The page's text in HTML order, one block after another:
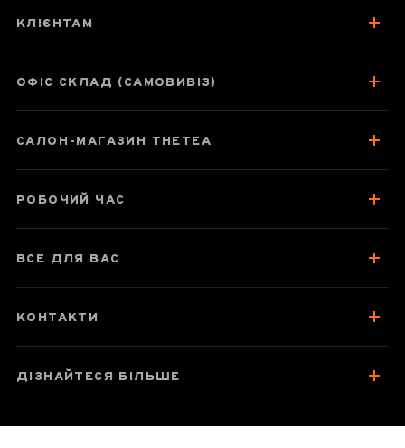
КЛІЄНТАМ
ОФІС СКЛАД (САМОВИВІЗ)
САЛОН-МАГАЗИН THETEA
РОБОЧИЙ ЧАС
ВСЕ ДЛЯ ВАС
КОНТАКТИ
ДІЗНАЙТЕСЯ БІЛЬШЕ